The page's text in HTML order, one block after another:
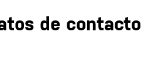
de contacto